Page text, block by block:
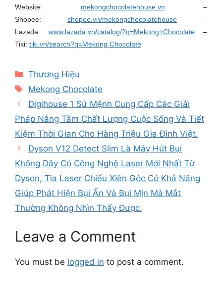
Website: mekongchocolatehouse.vn –
Shopee: shopee.vn/mekongchocolatehouse –
Lazada: www.lazada.vn/catalog/?q=Mekong+Chocolate –
Tiki: tiki.vn/search?q=Mekong Chocolate
Categories
Thương Hiệu
Tags
Mekong Chocolate
Digihouse 1 Sứ Mệnh Cung Cấp Các Giải
Pháp Nâng Tầm Chất Lượng Cuộc Sống Và Tiết
Kiệm Thời Gian Cho Hàng Triệu Gia Đình Việt.
Dyson V12 Detect Slim Là Máy Hút Bụi
Không Dây Có Công Nghệ Laser Mới Nhất Từ
Dyson, Tia Laser Chiếu Xiên Góc Có Khả Năng
Giúp Phát Hiện Bụi Ẩn Và Bụi Mịn Mà Mắt
Thường Không Nhìn Thấy Được.
Leave a Comment
You must be logged in to post a comment.